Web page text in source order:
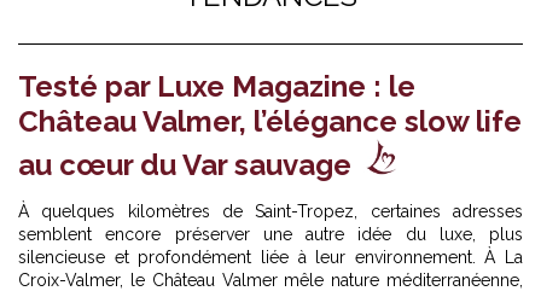
Testé par Luxe Magazine : le
Château Valmer, l’élégance slow life
au cœur du Var sauvage
À quelques kilomètres de Saint-Tropez, certaines adresses
semblent encore préserver une autre idée du luxe, plus
silencieuse et profondément liée à leur environnement. À La
Croix-Valmer, le Château Valmer mêle nature méditerranéenne,